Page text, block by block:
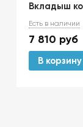
Вкладыш
Есть в наличии
7 810 руб
В корзину